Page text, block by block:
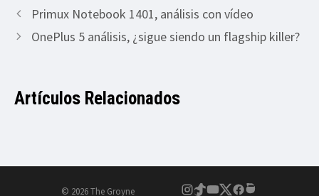
Primux Notebook 1401, análisis con vídeo
OnePlus 5 análisis, ¿sigue siendo un flagship killer?
Artículos Relacionados
© 2026 The Groyne